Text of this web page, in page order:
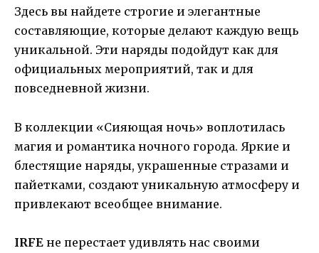
Здесь вы найдете строгие и элегантные
составляющие, которые делают каждую вещь
уникальной. Эти наряды подойдут как для
официальных мероприятий, так и для
повседневной жизни.
В коллекции «Сияющая ночь» воплотилась
магия и романтика ночного города. Яркие и
блестящие наряды, украшенные стразами и
пайетками, создают уникальную атмосферу и
привлекают всеобщее внимание.
IRFE не перестает удивлять нас своими